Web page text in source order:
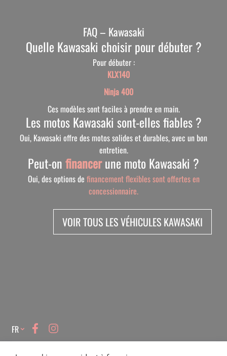
FAQ – Kawasaki
Quelle Kawasaki choisir pour débuter ?
Pour débuter :
KLX140
Ninja 400
Ces modèles sont faciles à prendre en main.
Les motos Kawasaki sont-elles fiables ?
Oui, Kawasaki offre des motos solides et durables, avec un bon
entretien.
Peut-onfinancerune moto Kawasaki ?
Oui, des options de financement flexibles sont offertes en
concessionnaire.
VOIR TOUS LES VÉHICULES KAWASAKI
Language
FR